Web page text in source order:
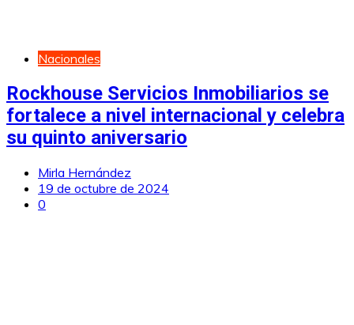
Nacionales
Rockhouse Servicios Inmobiliarios se
fortalece a nivel internacional y celebra
su quinto aniversario
Mirla Hernández
19 de octubre de 2024
0